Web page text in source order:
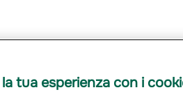
tua esperienza con i